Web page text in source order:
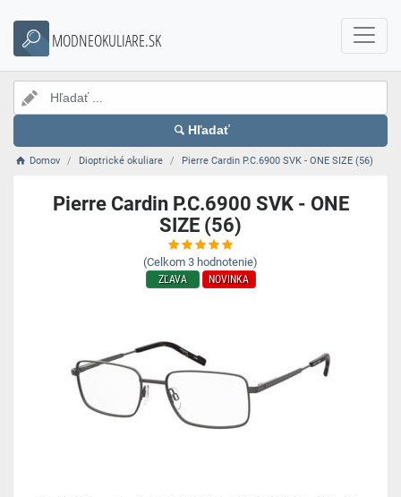
MODNEOKULIARE.SK
Hľadať
Domov Dioptrické okuliare Pierre Cardin P.C.6900 SVK - ONE SIZE (56)
Pierre Cardin P.C.6900 SVK - ONE
SIZE (56)
(Celkom 3 hodnotenie)
ZĽAVA NOVINKA